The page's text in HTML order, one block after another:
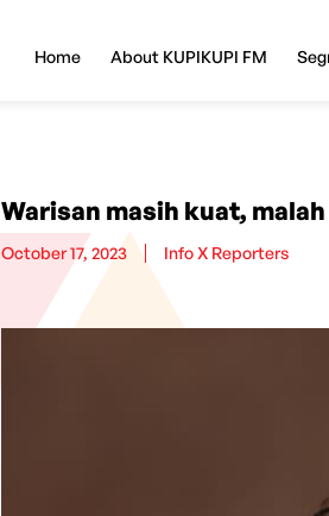
Home About KUPIKUPI FM
Warisan masih kuat,
October 17, 2023 Info X Reporters